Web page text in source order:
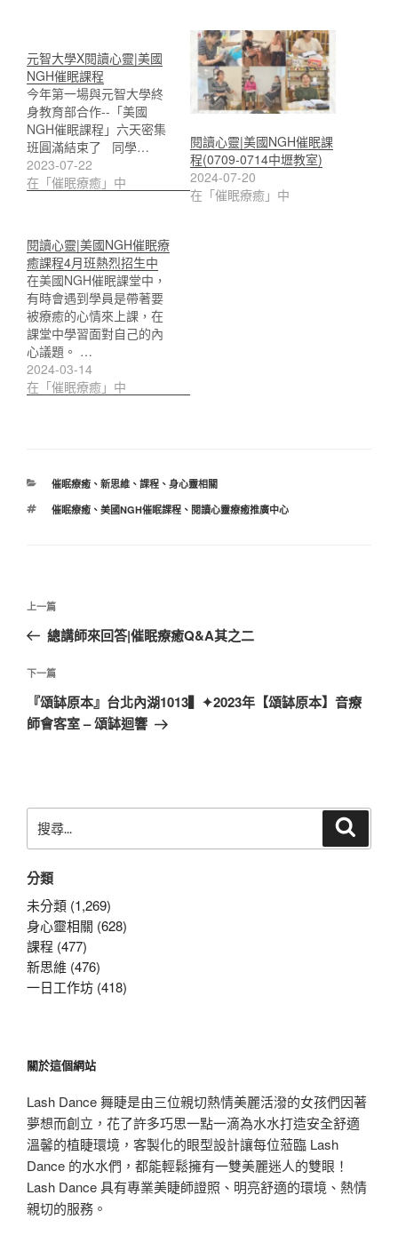
元智大學X閱讀心靈|美國
NGH催眠課程
今年第一場與元智大學終
身教育部合作--「美國
NGH催眠課程」六天密集
班圓滿結束了 同學…
2023-07-22
在「催眠療癒」中
閱讀心靈|美國NGH催眠課
程(0709-0714中壢教室)
2024-07-20
在「催眠療癒」中
閱讀心靈|美國NGH催眠療
癒課程4月班熱烈招生中
在美國NGH催眠課堂中，
有時會遇到學員是帶著要
被療癒的心情來上課，在
課堂中學習面對自己的內
心議題。 …
2024-03-14
在「催眠療癒」中
分
催眠療癒、 新思維、 課程、 身心靈相關
標
催眠療癒、 美國NGH催眠課程、 閱讀心靈療癒推廣中心
文
導
覽
上
一
文
章
上一篇
總講師來回答|催眠療癒Q&A其之二
下
一
篇
下一篇
『頌缽原本』台北內湖1013▍✦2023年【頌缽原本】音療
師會客室 – 頌缽迴響
尋
鍵
字:
分類
未分類 (1,269)
身心靈相關 (628)
課程 (477)
新思維 (476)
一日工作坊 (418)
關於這個網站
Lash Dance 舞睫是由三位親切熱情美麗活潑的女孩們因著
夢想而創立，花了許多巧思一點一滴為水水打造安全舒適
溫馨的植睫環境，客製化的眼型設計讓每位蒞臨 Lash
Dance 的水水們，都能輕鬆擁有一雙美麗迷人的雙眼！
Lash Dance 具有專業美睫師證照、明亮舒適的環境、熱情
親切的服務。